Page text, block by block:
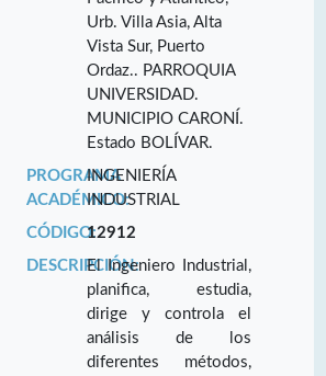
Urb. Villa Asia, Alta
Vista Sur, Puerto
Ordaz.. PARROQUIA
UNIVERSIDAD.
MUNICIPIO CARONÍ.
Estado BOLÍVAR.
PROGRAMA
ACADÉMICO:
INGENIERÍA
INDUSTRIAL
CÓDIGO:12912
DESCRIPCIÓN:El Ingeniero Industrial,
planifica, estudia,
dirige y controla el
análisis de los
diferentes métodos,